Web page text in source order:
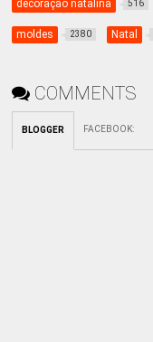
decoração natalina 516
moldes 2380 Natal
COMMENTS
BLOGGER FACEBOOK: